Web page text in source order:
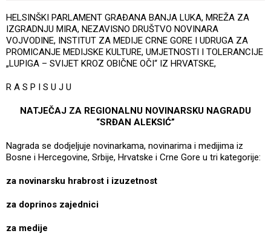
HELSINŠKI PARLAMENT GRAĐANA BANJA LUKA, MREŽA ZA
IZGRADNJU MIRA, NEZAVISNO DRUŠTVO NOVINARA
VOJVODINE, INSTITUT ZA MEDIJE CRNE GORE I UDRUGA ZA
PROMICANJE MEDIJSKE KULTURE, UMJETNOSTI I TOLERANCIJE
„LUPIGA – SVIJET KROZ OBIČNE OČI“ IZ HRVATSKE,
R A S P I S U J U
NATJEČAJ ZA REGIONALNU NOVINARSKU NAGRADU
“SRĐAN ALEKSIĆ”
Nagrada se dodjeljuje novinarkama, novinarima i medijima iz
Bosne i Hercegovine, Srbije, Hrvatske i Crne Gore u tri kategorije:
za novinarsku hrabrost i izuzetnost
za doprinos zajednici
za medije